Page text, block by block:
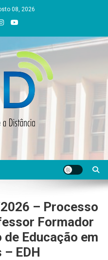
08, 2026
– Processo
Formador
Educação em
EDH